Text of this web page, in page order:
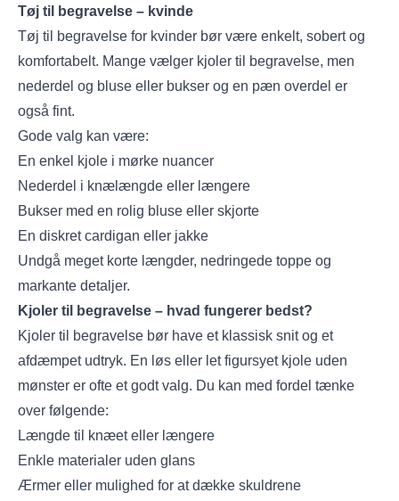
Tøj til begravelse – kvinde
Tøj til begravelse for kvinder bør være enkelt, sobert og
komfortabelt. Mange vælger kjoler til begravelse, men
nederdel og bluse eller bukser og en pæn overdel er
også fint.
Gode valg kan være:
En enkel kjole i mørke nuancer
Nederdel i knælængde eller længere
Bukser med en rolig bluse eller skjorte
En diskret cardigan eller jakke
Undgå meget korte længder, nedringede toppe og
markante detaljer.
Kjoler til begravelse – hvad fungerer bedst?
Kjoler til begravelse bør have et klassisk snit og et
afdæmpet udtryk. En løs eller let figursyet kjole uden
mønster er ofte et godt valg. Du kan med fordel tænke
over følgende:
Længde til knæet eller længere
Enkle materialer uden glans
Ærmer eller mulighed for at dække skuldrene